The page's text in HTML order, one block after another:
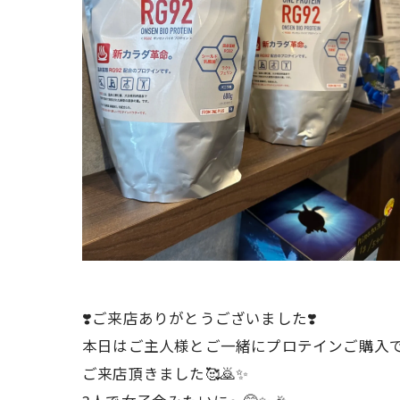
❣️ご来店ありがとうございました❣️
本日はご主人様とご一緒にプロテインご購入
ご来店頂きました🥰🙇✨